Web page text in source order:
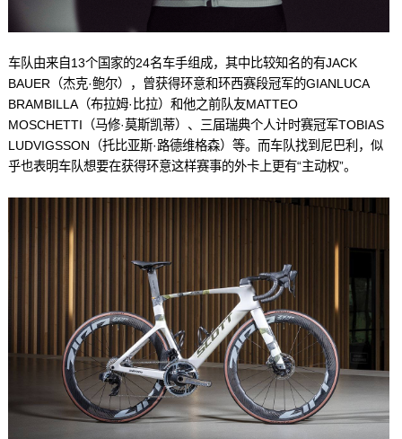
车队由来自13个国家的24名车手组成，其中比较知名的有JACK
BAUER（杰克·鲍尔），曾获得环意和环西赛段冠军的GIANLUCA
BRAMBILLA（布拉姆·比拉）和他之前队友MATTEO
MOSCHETTI（马修·莫斯凯蒂）、三届瑞典个人计时赛冠军TOBIAS
LUDVIGSSON（托比亚斯·路德维格森）等。而车队找到尼巴利，似
乎也表明车队想要在获得环意这样赛事的外卡上更有“主动权”。